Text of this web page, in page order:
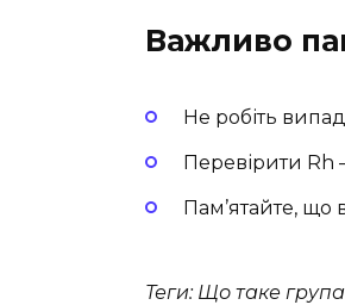
Важливо
Не робіть
Перевірити Rh
Пам’ятайте, що
Теги: Що таке група